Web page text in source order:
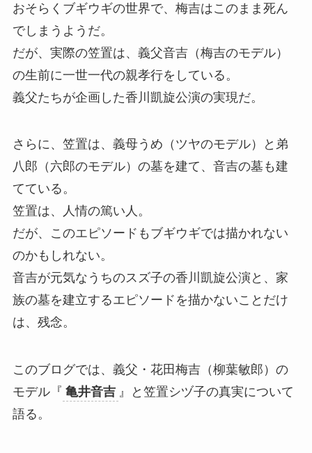
おそらくブギウギの世界で、梅吉はこのまま死ん
でしまうようだ。
だが、実際の笠置は、義父音吉（梅吉のモデル）
の生前に一世一代の親孝行をしている。
義父たちが企画した香川凱旋公演の実現だ。
さらに、笠置は、義母うめ（ツヤのモデル）と弟
八郎（六郎のモデル）の墓を建て、音吉の墓も建
てている。
笠置は、人情の篤い人。
だが、このエピソードもブギウギでは描かれない
のかもしれない。
音吉が元気なうちのスズ子の香川凱旋公演と、家
族の墓を建立するエピソードを描かないことだけ
は、残念。
このブログでは、義父・花田梅吉（柳葉敏郎）の
モデル『 亀井音吉 』と笠置シヅ子の真実について
語る。